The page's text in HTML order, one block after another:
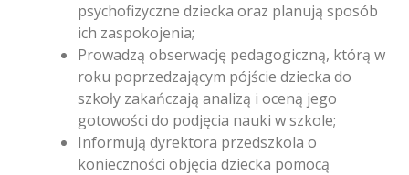
psychofizyczne dziecka oraz planują sposób
ich zaspokojenia;
Prowadzą obserwację pedagogiczną, którą w
roku poprzedzającym pójście dziecka do
szkoły zakańczają analizą i oceną jego
gotowości do podjęcia nauki w szkole;
Informują dyrektora przedszkola o
konieczności objęcia dziecka pomocą